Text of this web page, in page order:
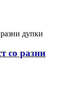
со разни